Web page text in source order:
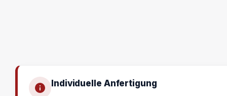
Individuelle Anfertigung